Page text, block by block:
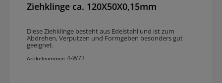
Ziehklinge ca. 120X50X0,15mm
Diese Ziehklinge besteht aus Edelstahl und ist zum
Abdrehen, Verputzen und Formgeben besonders gut
geeignet.
Artikelnummer: 4-W73